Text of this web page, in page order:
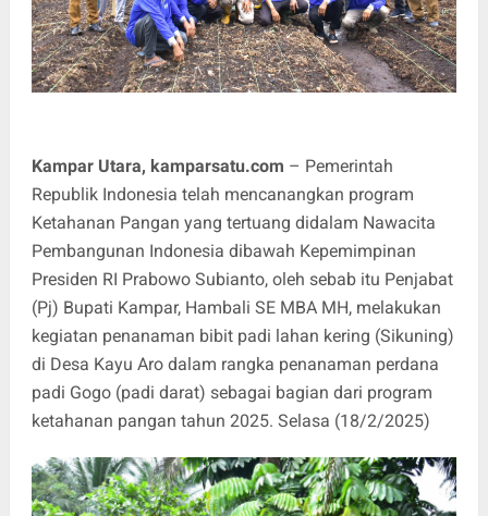
Kampar Utara, kamparsatu.com – Pemerintah
Republik Indonesia telah mencanangkan program
Ketahanan Pangan yang tertuang didalam Nawacita
Pembangunan Indonesia dibawah Kepemimpinan
Presiden RI Prabowo Subianto, oleh sebab itu Penjabat
(Pj) Bupati Kampar, Hambali SE MBA MH, melakukan
kegiatan penanaman bibit padi lahan kering (Sikuning)
di Desa Kayu Aro dalam rangka penanaman perdana
padi Gogo (padi darat) sebagai bagian dari program
ketahanan pangan tahun 2025. Selasa (18/2/2025)